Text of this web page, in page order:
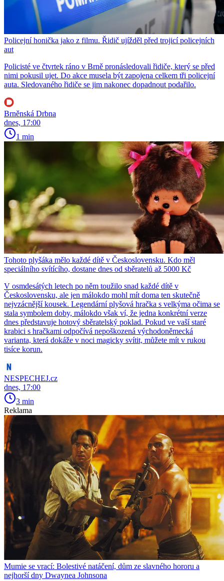
Policejní honička jako z filmu. Řidič ujížděl před trojicí policejních
aut
Policisté ve čtvrtek ráno v Brně pronásledovali řidiče, který se před
nimi pokusil ujet. Do akce musela být zapojena celkem tři policejní
auta. Sledovaného řidiče se jim nakonec dopadnout podařilo.
Brněnská Drbna
dnes, 17:00
1 min
Tohoto plyšáka mělo každé dítě v Československu. Kdo měl
speciálního svítícího, dostane dnes od sběratelů až 5000 Kč
V osmdesátých letech po něm toužilo snad každé dítě v
Československu, ale jen málokdo mohl mít doma ten skutečně
nejvzácnější kousek. Legendární plyšová hračka s velkýma očima se
stala symbolem doby, málokdo však ví, že jedna konkrétní verze
dnes představuje hotový sběratelský poklad. Pokud ve vaší staré
krabici s hračkami odpočívá nepoškozená východoněmecká
varianta, která dokáže v noci magicky svítit, můžete mít v rukou
tisíce korun.
NESPECHEJ.cz
dnes, 17:00
3 min
Reklama
Mumie se vrací: Bolestivé natáčení, dům ze slavného hororu a
nejhorší dny Dwaynea Johnsona